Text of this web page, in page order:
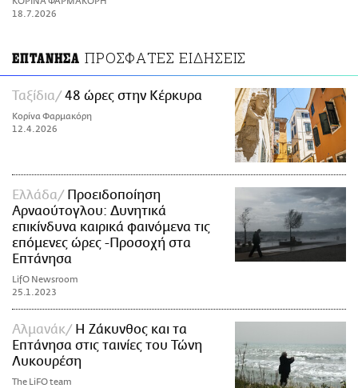
ΑΜΠΑ
18.7.2026
ΕΠΤΑΝΗΣΑ ΠΡΟΣΦΑΤΕΣ ΕΙΔΗΣΕΙΣ
Ταξίδια 48 ώρες στην Κέρκυρα
Κορίνα Φαρμακόρη
12.4.2026
Ελλάδα
Προειδοποίηση
Αρναούτογλου: Δυνητικά
επικίνδυνα καιρικά φαινόμενα τις
επόμενες ώρες -Προσοχή στα
Επτάνησα
LifO Newsroom
25.1.2023
Αλμανάκ
Η Ζάκυνθος και τα
Επτάνησα στις ταινίες του Τώνη
Λυκουρέση
The LiFO team